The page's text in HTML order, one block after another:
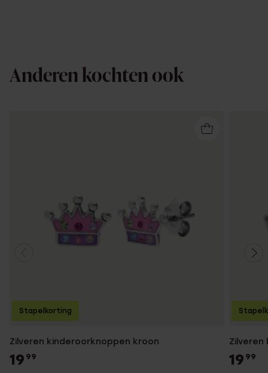
Anderen kochten ook
Zilveren kinderoorknoppen kroon
19 99
Stapelkorting
Zilveren
19 99